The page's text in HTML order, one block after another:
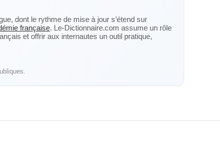
dont le rythme de mise à jour s’étend sur
française. Le-Dictionnaire.com assume un rôle
et offrir aux internautes un outil pratique,